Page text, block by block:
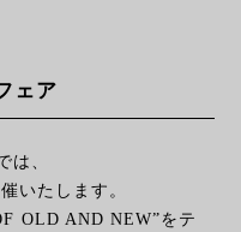
ェア
は、
いたします。
OLD AND NEW”をテ